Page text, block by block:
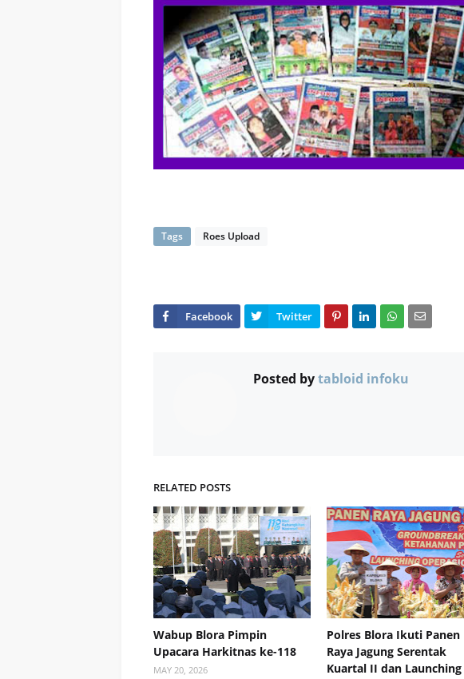
Tags Roes Upload
Posted bytabloid infoku
RELATED POSTS
Wabup Blora Pimpin
Upacara Harkitnas ke-118
MAY 20, 2026
Polres Blora Ikuti Panen
Raya Jagung Serentak
Kuartal II dan Launching